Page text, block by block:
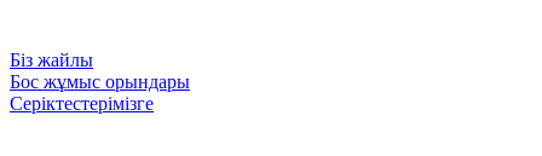
Біз жайлы
Бос жұмыс орындары
Серіктестерімізге